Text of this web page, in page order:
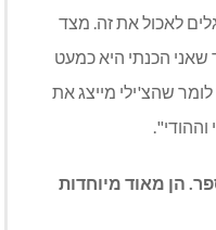
לאכול את זה. מצד
הכנתי היא כמעט
שהצ'ילי מייצג את
הן מאוד מיוחדות